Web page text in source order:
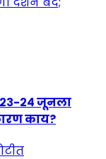
२३-२४ जूनला
काय?